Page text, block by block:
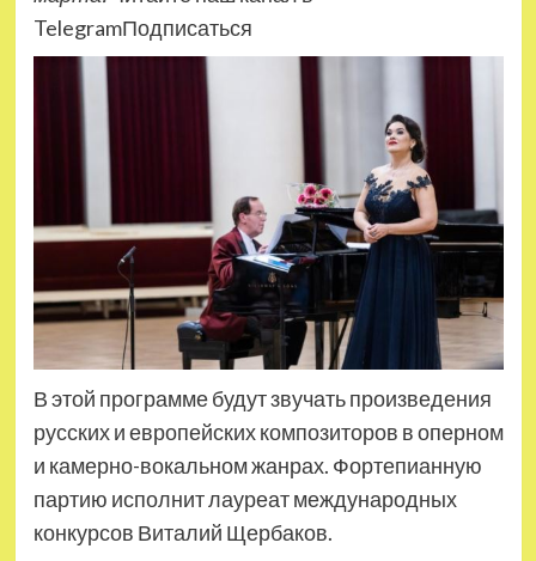
TelegramПодписаться
В этой программе будут звучать произведения
русских и европейских композиторов в оперном
и камерно-вокальном жанрах. Фортепианную
партию исполнит лауреат международных
конкурсов Виталий Щербаков.